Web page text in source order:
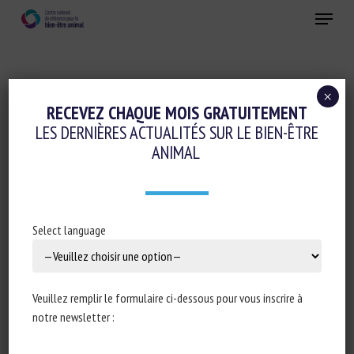
Menu
Evaluation du bien-être animal et Etiquetage
DUTCH MEAT INDUSTRY SEEKS TO
CODE
Type de document : Article publié dans
RECEVEZ CHAQUE MOIS GRATUITEMENT
LES DERNIÈRES ACTUALITÉS SUR LE BIEN-ÊTRE
ANIMAL
Select language
Veuillez remplir le formulaire ci-dessous pour vous inscrire à
notre newsletter :
×